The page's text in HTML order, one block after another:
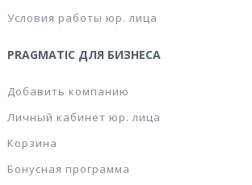
Условия работы юр. лица
PRAGMATIC ДЛЯ БИЗНЕСА
Добавить компанию
Личный кабинет юр. лица
Корзина
Бонусная программа